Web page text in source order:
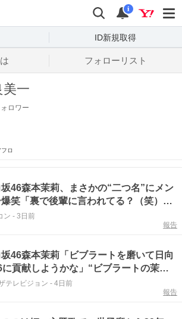
検索
通知
i
ID新規取得
フォローリスト
美一
ロワー
ロ
坂46森本茉莉、まさかの“二つ名”にメン
笑「裏で後輩に言われてる？（笑）」
まだ！日向坂で会いましょう】
ン - 3日前
報告
坂46森本茉莉「ビブラートを磨いて日向
に貢献しようかな」“ビブラートの茉
本領発揮＜まだまだ！日向坂で会いまし
テレビジョン - 4日前
報告